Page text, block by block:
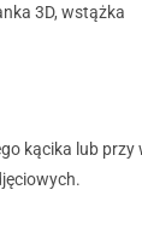
3D, wstążka
kącika lub przy